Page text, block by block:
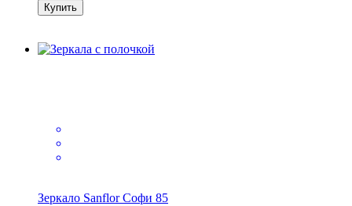
Купить
Зеркало Sanflor Софи 85